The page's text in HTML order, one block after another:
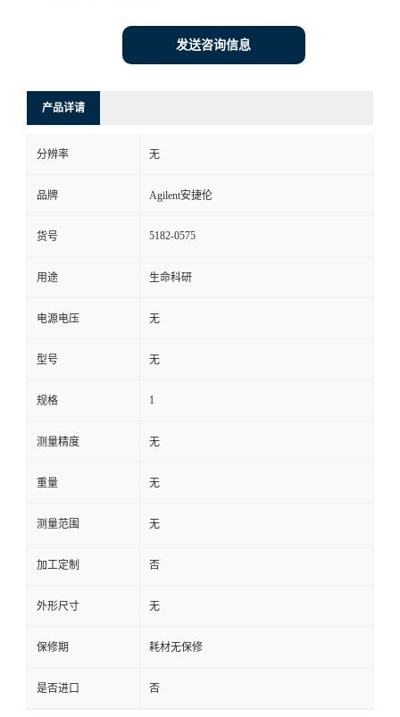
发送咨询信息
产品详请
分辨率 无
品牌 Agilent安捷伦
货号 5182-0575
用途 生命科研
电源电压 无
型号 无
规格 1
测量精度 无
重量 无
测量范围 无
加工定制 否
外形尺寸 无
保修期 耗材无保修
是否进口 否